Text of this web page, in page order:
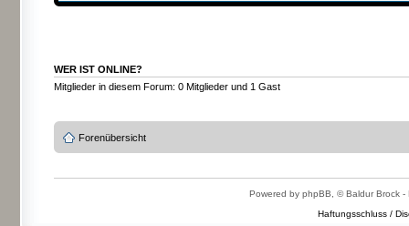
WER IST ONLINE?
Mitglieder in diesem Forum: 0 Mitglieder und 1 Gast
Forenübersicht
Powered by phpBB, © Baldur Brock -
Haftungsschluss /